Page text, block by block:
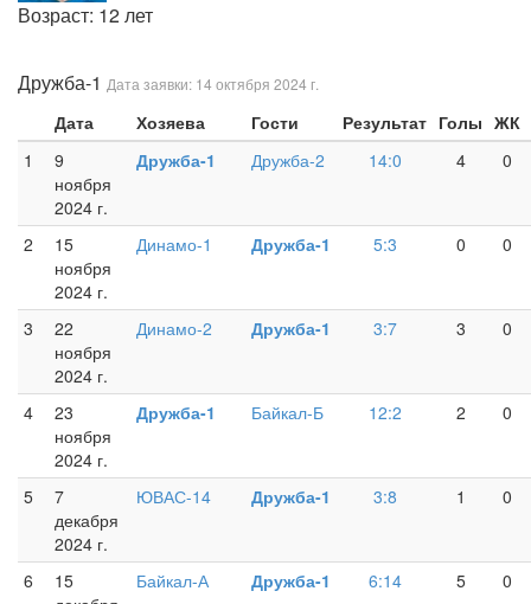
Возраст: 12 лет
Дружба-1 Дата заявки: 14 октября 2024 г.
Дата Хозяева Гости Результат Голы ЖК
1
9
ноября
2024 г.
Дружба-1 Дружба-2 14:0 4 0
2
15
ноября
2024 г.
Динамо-1 Дружба-1 5:3 0 0
3
22
ноября
2024 г.
Динамо-2 Дружба-1 3:7 3 0
4
23
ноября
2024 г.
Дружба-1 Байкал-Б 12:2 2 0
5
7
декабря
2024 г.
ЮВАС-14 Дружба-1 3:8 1 0
6
15
Байкал-А Дружба-1 6:14 5 0